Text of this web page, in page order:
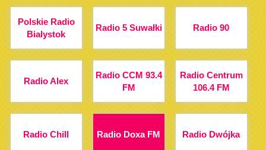
Polskie Radio
Bialystok
Radio 5 Suwałki Radio 90
Radio Alex
Radio CCM 93.4
FM
Radio Centrum
106.4 FM
Radio Chill Radio Doxa FM Radio Dwójka